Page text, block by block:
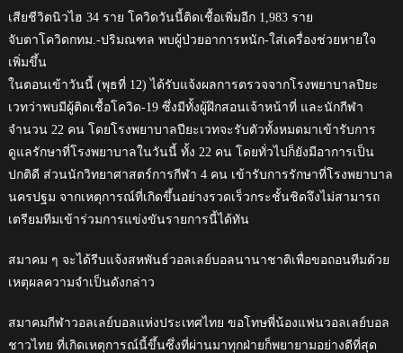
เสียชีวิตนิวไฮ 34 ราย โควิดวันนี้ติดเชื้อเพิ่มอีก 1,983 ราย
จับตาโควิดกทม.-ปริมณฑล พบผู้ป่วยอาการหนัก-ใส่เครื่องช่วยหายใจ
เพิ่มขึ้น
ในตอนเข้าวันนี้ (พุธที่ 12) ได้รับแจ้งผลการตรวจจากโรงพยาบาลปิยะ
เวทว่าพบมีผู้ติดเชื้อโควิด-19 ซึ่งมีทั้งผู้ฝึกสอนเจ้าหน้าที่ และนักกีฬา
จำนวน 22 คน โดยโรงพยาบาลปียะเวทจะรับตัวทั้งหมดมาเข้ารับการ
ดูแลรักษาที่โรงพยาบาลในวันนี้ ทั้ง 22 คน โดยทั่วไปก็ยังมีอาการเป็น
ปกติดี ส่วนนักวิทยาศาสตร์การกีฬา 4 คน เข้ารับการรักษาที่โรงพยาบาล
นครปฐม จากเหตุการณ์ที่เกิดขึ้นอย่างรวดเร็วกระชั้นชิดจึงไม่สามารถ
เตรียมทีมเข้าร่วมการแข่งขันรายการนี้ได้ทัน
สมาคม ๆ จะได้รีบแจ้งสหพันธ์วอลเลย์บอลนานาชาติเพื่อขอถอนทีมด้วย
เหตุผลความจำเป็นดังกล่าว
สมาคมกีฬาวอลเลย์บอลแห่งประเทศไทย ขอโทษพี่น้องแฟนวอลเลย์บอล
ชาวไทย ที่เกิดเหตุการณ์นี้ขึ้นซึ่งที่ผ่านมาทุกฝ่ายก็พยายามอย่างดีที่สุด